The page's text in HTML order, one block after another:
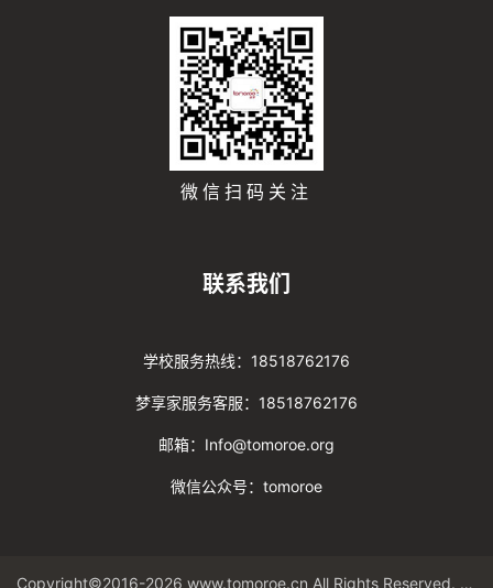
微信扫码关注
联系我们
学校服务热线：18518762176
梦享家服务客服：18518762176
邮箱：Info@tomoroe.org
微信公众号：tomoroe
Copyright©2016-2026 www.tomoroe.cn All Rights Reserved. 途梦 版权所有